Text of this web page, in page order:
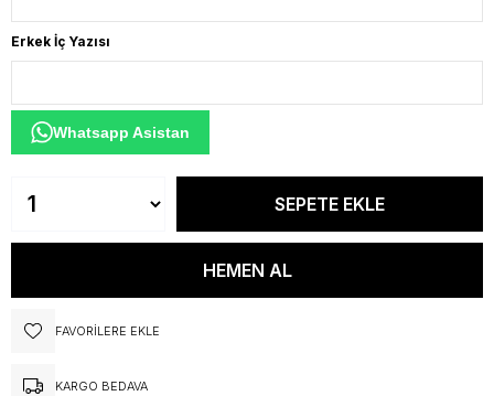
Erkek İç Yazısı
Whatsapp Asistan
FAVORILERE EKLE
KARGO BEDAVA